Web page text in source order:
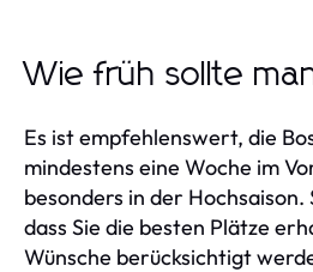
Wie früh sollte
Es ist empfehlenswert, die
mindestens eine Woche im
besonders in der Hochsaison.
dass Sie die besten Plätze
Wünsche berücksichtigt